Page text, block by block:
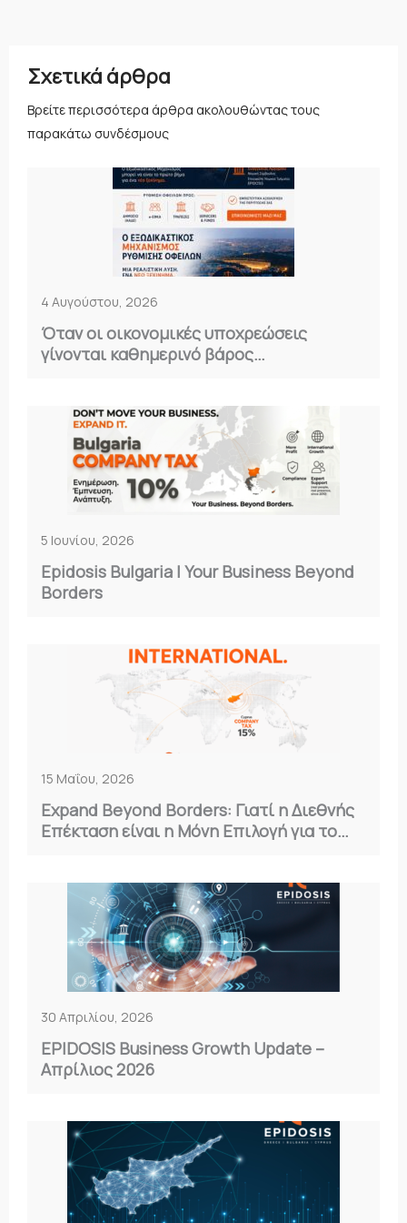
Σχετικά άρθρα
Βρείτε περισσότερα άρθρα ακολουθώντας τους
παρακάτω συνδέσμους
4 Αυγούστου, 2026
Όταν οι οικονομικές υποχρεώσεις
γίνονται καθημερινό βάρος…
5 Ιουνίου, 2026
Epidosis Bulgaria | Your Business Beyond
Borders
15 Μαΐου, 2026
Expand Beyond Borders: Γιατί η Διεθνής
Επέκταση είναι η Μόνη Επιλογή για το
30 Απριλίου, 2026
EPIDOSIS Business Growth Update –
Απρίλιος 2026